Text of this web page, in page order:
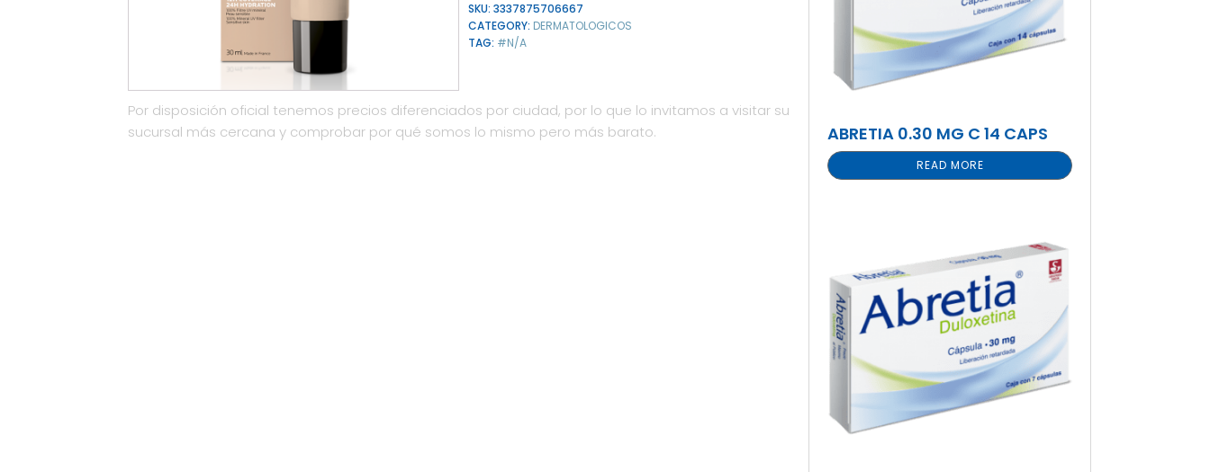
SKU: 3337875706667
CATEGORY: DERMATOLOGICOS
TAG: #N/A
Por disposición oficial tenemos precios diferenciados por ciudad, por lo que lo invitamos a visitar su
sucursal más cercana y comprobar por qué somos lo mismo pero más barato.
ABRETIA 0.30 MG C 14 CAPS
READ MORE